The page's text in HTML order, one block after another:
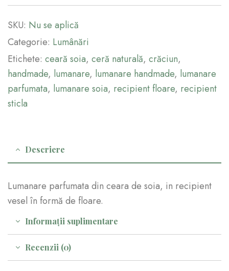
SKU: Nu se aplică
Categorie: Lumânări
Etichete: ceară soia, ceră naturală, crăciun,
handmade, lumanare, lumanare handmade, lumanare
parfumata, lumanare soia, recipient floare, recipient
sticla
Descriere
Lumanare parfumata din ceara de soia, in recipient
vesel în formă de floare.
Informații suplimentare
Recenzii (0)